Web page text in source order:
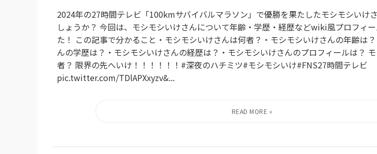
2024年の27時間テレビ「100kmサバイバルマラソン」で優勝を果たしたモシモシいけ
しょうか？ 今回は、モシモシいけさんについて年齢・学歴・経歴などwiki風プロフィ
た！ この記事で分かること・モシモシいけさんは何者？・モシモシいけさんの年齢は
んの学歴は？・モシモシいけさんの経歴は？・モシモシいけさんのプロフィールは？
者？ 限界の先へいけ！！！！！！#深夜のハチミツ#モシモシいけ#FNS27時間テレビ
pic.twitter.com/TDlAPXxyzv&...